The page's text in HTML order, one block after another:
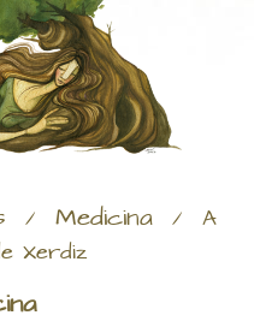
/ Medicina / A
Xerdiz